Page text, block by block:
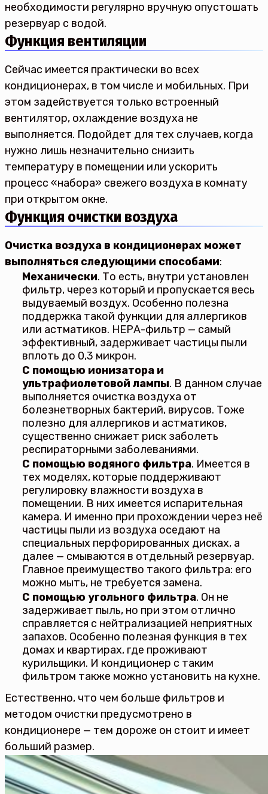
необходимости регулярно вручную опустошать
резервуар с водой.
Функция вентиляции
Сейчас имеется практически во всех
кондиционерах, в том числе и мобильных. При
этом задействуется только встроенный
вентилятор, охлаждение воздуха не
выполняется. Подойдет для тех случаев, когда
нужно лишь незначительно снизить
температуру в помещении или ускорить
процесс «набора» свежего воздуха в комнату
при открытом окне.
Функция очистки воздуха
Очистка воздуха в кондиционерах может
выполняться следующими способами:
Механически. То есть, внутри установлен
фильтр, через который и пропускается весь
выдуваемый воздух. Особенно полезна
поддержка такой функции для аллергиков
или астматиков. НЕРА-фильтр — самый
эффективный, задерживает частицы пыли
вплоть до 0,3 микрон.
С помощью ионизатора и
ультрафиолетовой лампы. В данном случае
выполняется очистка воздуха от
болезнетворных бактерий, вирусов. Тоже
полезно для аллергиков и астматиков,
существенно снижает риск заболеть
респираторными заболеваниями.
С помощью водяного фильтра. Имеется в
тех моделях, которые поддерживают
регулировку влажности воздуха в
помещении. В них имеется испарительная
камера. И именно при прохождении через неё
частицы пыли из воздуха оседают на
специальных перфорированных дисках, а
далее — смываются в отдельный резервуар.
Главное преимущество такого фильтра: его
можно мыть, не требуется замена.
С помощью угольного фильтра. Он не
задерживает пыль, но при этом отлично
справляется с нейтрализацией неприятных
запахов. Особенно полезная функция в тех
домах и квартирах, где проживают
курильщики. И кондиционер с таким
фильтром также можно установить на кухне.
Естественно, что чем больше фильтров и
методом очистки предусмотрено в
кондиционере — тем дороже он стоит и имеет
больший размер.